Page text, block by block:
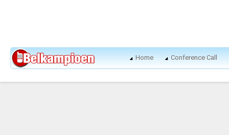
Home Conference Call